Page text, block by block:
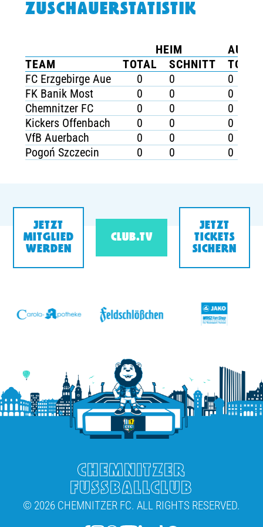
TICKETING
ZUSCHAUERSTATISTIK
HEIM
TEAM
TOTAL SCHNITT
TOTAL
FC Erzgebirge Aue
0 0
0
FK Banik Most
0 0
0
Chemnitzer FC
0 0
0
Kickers Offenbach
0 0
0
VfB Auerbach
0 0
0
Pogoń Szczecin
0 0 0
JETZT
MITGLIED
WERDEN
CLUB.TV
JETZT
TICKETS
SICHERN
CHEMNITZER
FUSSBALLCLUB
© 2026 CHEMNITZER FC. ALL RIGHTS RESERVED.